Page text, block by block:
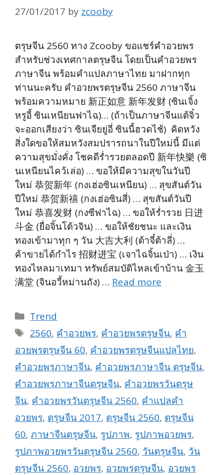
27/01/2017 by zcooby
ตรุษจีน 2560 ทาง Zcooby ขอแชร์คำอวยพร
สำหรับช่วงเทศกาลตรุษจีน โดยเป็นคำอวยพร
ภาษาจีน พร้อมคำแปลภาษาไทย มาฝากทุก
ท่านนะครับ คำอวยพรตรุษจีน 2560 ภาษาจีน
พร้อมความหมาย 新正如意 新年发财 (ซินเจิ้ง
หรูอี้ ซินเหนียนฟาไฉ)… (ถ้าเป็นภาษาจีนแต้จิ๋ว
จะออกเสียงว่า ซินเจียยู่อี่ ซินนี้ฮวดไช้) คิดหวัง
สิ่งใดขอให้สมหวังสมปรารถนาในปีใหม่นี้ มีแต่
ความสุขมั่งคั่ง โชคดีร่ำรวยตลอดปี 新年快樂 (ซิ
นเหนียนไคว้เล่อ) … ขอให้มีความสุขในวันปี
ใหม่ 恭贺新年 (กงเฮ่อซินเหนียน) … สุขสันต์วัน
ปีใหม่ 恭贺新禧 (กงเฮ่อซินสี่) … สุขสันต์วันปี
ใหม่ 恭喜发财 (กงซีฟาไฉ) … ขอให้ร่ำรวย 日进
斗金 (ยื่อจิ้นโต้วจิน) … ขอให้ชัยชนะ และเงิน
ทองเข้ามาทุก ๆ วัน 大吉大利 (ต้าจี๋ต้าลี่) …
ค้าขายได้กำไร 招财进宝 (เจาไฉจิ้นเป่า) … เงิน
ทองไหลมาเทมา ทรัพย์สมบัติไหลเข้าบ้าน 金玉
满堂 (จินอวี้หม่านถัง) … Read more
Categories
Trend
Tags
2560, คำอวยพร, คำอวยพรตรุษจีน, คำ
อวยพรตรุษจีน 60, คำอวยพรตรุษจีนแปลไทย,
คำอวยพรภาษาจีน, คำอวยพรภาษาจีน ตรุษจีน,
คำอวยพรภาษาจีนตรุษจีน, คำอวยพรวันตรุษ
จีน, คำอวยพรวันตรุษจีน 2560, คำแปลคำ
อวยพร, ตรุษจีน 2017, ตรุษจีน 2560, ตรุษจีน
60, ภาษาจีนตรุษจีน, รูปภาพ, รูปภาพอวยพร,
รูปภาพอวยพรวันตรุษจีน 2560, วันตรุษจีน, วัน
ตรุษจีน 2560, อวยพร, อวยพรตรุษจีน, อวยพร